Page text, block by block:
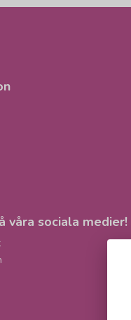
våra sociala medier!